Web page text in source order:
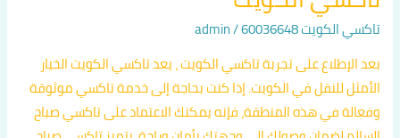
تاكسي الكويت 60036648 /
admin
بعد الإطلاع على تجربة تاكسي الكويت ، يعد تاكسي الكويت الخيار
الأمثل للنقل في الكويت. إذا كنت بحاجة إلى خدمة تاكسي موثوقة
وفعالة في هذه المنطقة، فإنه يمكنك الاعتماد على تاكسي صباح